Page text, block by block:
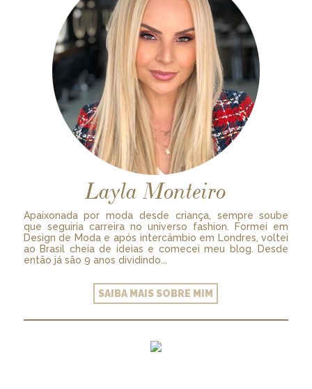
Layla Monteiro
Apaixonada por moda desde criança, sempre soube
que seguiria carreira no universo fashion. Formei em
Design de Moda e após intercâmbio em Londres, voltei
ao Brasil cheia de ideias e comecei meu blog. Desde
então já são 9 anos dividindo...
SAIBA MAIS SOBRE MIM